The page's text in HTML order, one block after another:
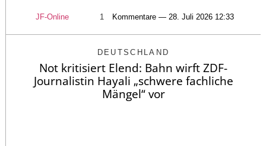
JF-Online 1 Kommentare — 28. Juli 2026 12:33
DEUTSCHLAND
Not kritisiert Elend: Bahn wirft ZDF-
Journalistin Hayali „schwere fachliche
Mängel“ vor